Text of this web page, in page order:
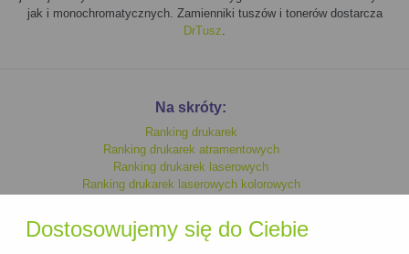
Dostosowujemy się do Ciebie
jak i monochromatycznych. Zamienniki tuszów i tonerów dostarcza
DrTusz.
Na skróty:
Ranking drukarek
Ranking drukarek atramentowych
Ranking drukarek laserowych
Ranking drukarek laserowych kolorowych
Ranking drukarek kolorowych
Ranking drukarek laserowych